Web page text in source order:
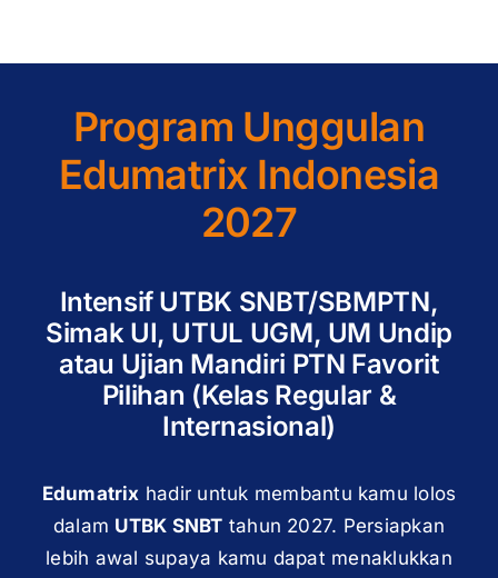
Program Unggulan
Edumatrix Indonesia
2027
Intensif UTBK SNBT/SBMPTN,
Simak UI, UTUL UGM, UM Undip
atau Ujian Mandiri PTN Favorit
Pilihan (Kelas Regular &
Internasional)
Edumatrix hadir untuk membantu kamu lolos
dalam UTBK SNBT tahun 2027. Persiapkan
lebih awal supaya kamu dapat menaklukkan